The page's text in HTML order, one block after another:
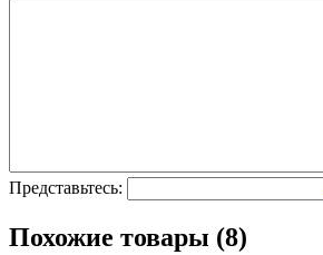
Представьтесь:
Похожие товары (8)